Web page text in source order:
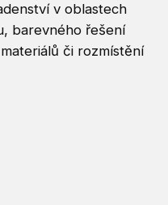
v oblastech
barevného řešení
či rozmístění